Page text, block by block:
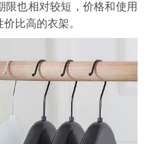
限也相对较短，价格和使用
比高的衣架。